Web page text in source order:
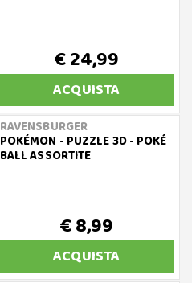
€ 24,99
ACQUISTA
RAVENSBURGER
POKÉMON - PUZZLE 3D - POKÉ
BALL ASSORTITE
€ 8,99
ACQUISTA